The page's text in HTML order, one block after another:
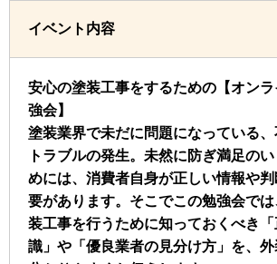
イベント内容
安心の塗装工事をするための【オン
強会】
塗装業界で未だに問題になっている
トラブルの発生。未然に防ぎ満足の
めには、消費者自身が正しい情報や
要があります。そこでこの勉強会で
装工事を行うために知っておくべき
識」や「優良業者の見分け方」を、